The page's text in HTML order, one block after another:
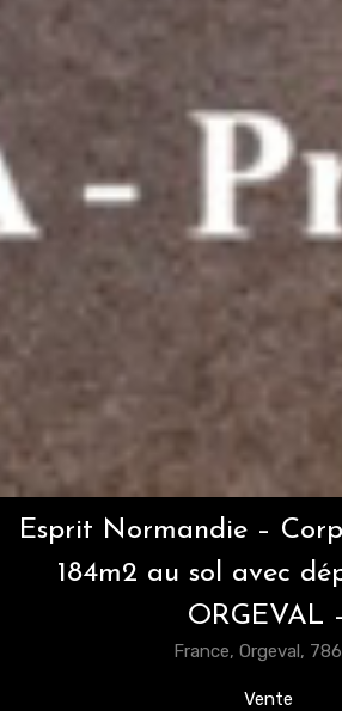
Esprit Normandie –
184m2 au sol avec
ORGEVAL
France, Orgeval,
Vente